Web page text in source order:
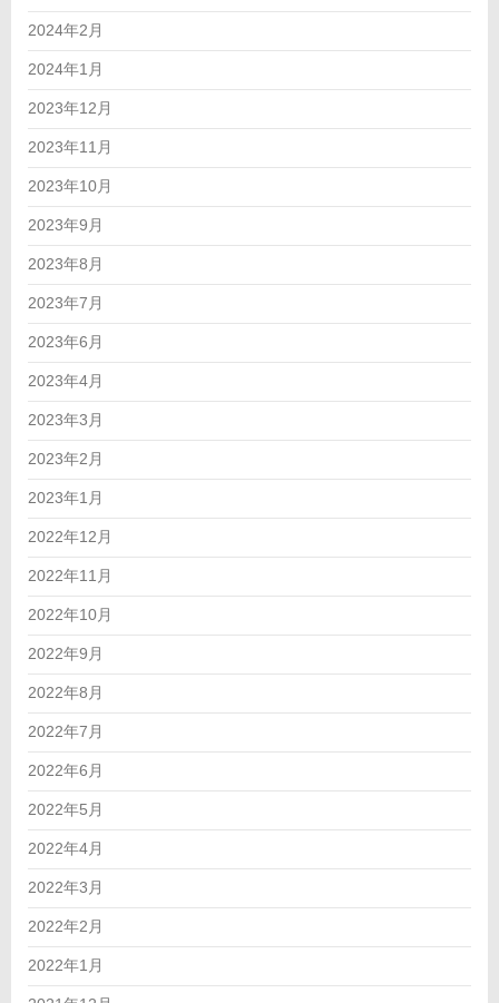
2024年2月
2024年1月
2023年12月
2023年11月
2023年10月
2023年9月
2023年8月
2023年7月
2023年6月
2023年4月
2023年3月
2023年2月
2023年1月
2022年12月
2022年11月
2022年10月
2022年9月
2022年8月
2022年7月
2022年6月
2022年5月
2022年4月
2022年3月
2022年2月
2022年1月